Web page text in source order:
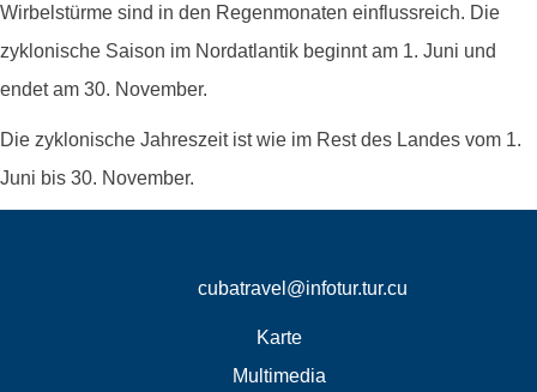
Wirbelstürme sind in den Regenmonaten einflussreich. Die
zyklonische Saison im Nordatlantik beginnt am 1. Juni und
endet am 30. November.
Die zyklonische Jahreszeit ist wie im Rest des Landes vom 1.
Juni bis 30. November.
cubatravel@infotur.tur.cu
Karte
Multimedia